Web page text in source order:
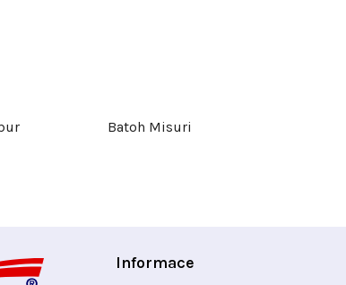
Batoh Misuri
Informace